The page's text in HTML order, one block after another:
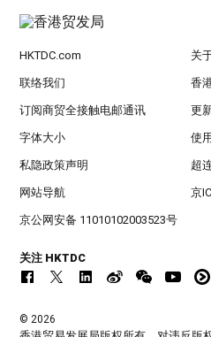
HKTDC.com 关
联络我们 香
订阅商贸全接触电邮通讯 更
字体大小 使
私隐政策声明 超
网站导航 京
京公网安备 11010102003523号
关注 HKTDC
© 2026